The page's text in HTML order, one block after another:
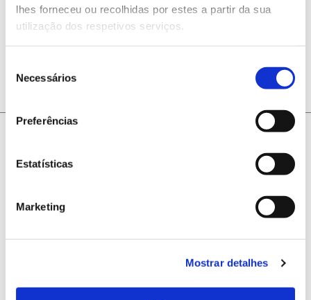
lhes forneceu ou recolhidas por estes a partir da sua
utilização dos respetivos serviços.
Necessários
Preferências
Estatísticas
Marketing
Mostrar detalhes
ANTERIOR
@2026